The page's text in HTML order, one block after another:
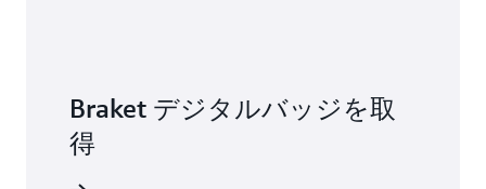
Braket デジタルバッジを取
得